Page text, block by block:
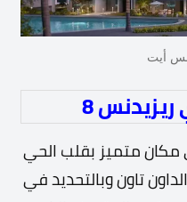
أيت
8
متميز بقلب الحي
تاون وبالتحديد في